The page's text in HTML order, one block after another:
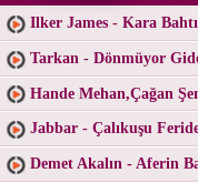
Ilker James - Kara
Tarkan - Dönmüyor
Hande Mehan,Çağan
Jabbar - Çalıkuşu
Demet Akalın - Aferin